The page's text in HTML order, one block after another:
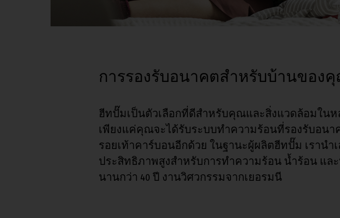
การรองรับอนาคตสำหรับบ้านของ
ฮีทปั๊มเป็นตัวเลือกที่ดีสำหรับคุณและสิ่งแวดล้อมในห
เพียงแค่คุณจะได้รับระบบทำความร้อนที่รองรับอนา
รอยเท้าคาร์บอนอีกด้วย ในฐานะผู้ผลิตฮีทปั๊ม เรานำ
ประสิทธิภาพสูงสำหรับการทำความร้อน น้ำร้อน แล
นานกว่า 40 ปี งานวิศวกรรมจากเยอรมนี